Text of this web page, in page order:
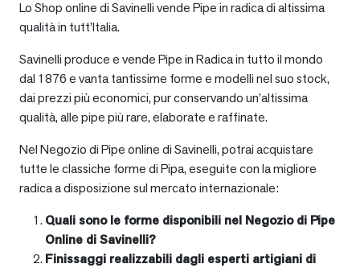
Lo Shop online di Savinelli vende Pipe in radica di altissima
qualità in tutt’Italia.
Savinelli produce e vende Pipe in Radica in tutto il mondo
dal 1876 e vanta tantissime forme e modelli nel suo stock,
dai prezzi più economici, pur conservando un’altissima
qualità, alle pipe più rare, elaborate e raffinate.
Nel Negozio di Pipe online di Savinelli, potrai acquistare
tutte le classiche forme di Pipa, eseguite con la migliore
radica a disposizione sul mercato internazionale:
Quali sono le forme disponibili nel Negozio di Pipe
Online di Savinelli?
Finissaggi realizzabili dagli esperti artigiani di